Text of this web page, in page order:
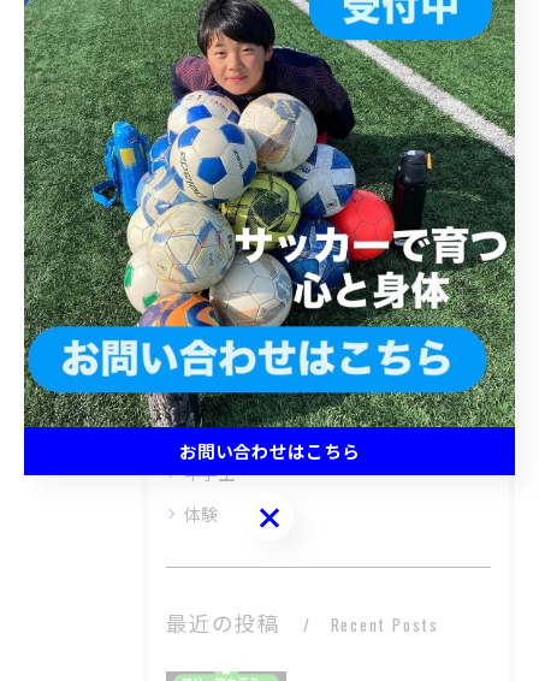
クールです。
< 前のページ 一覧に戻る 次のページ >
カテゴリー Categories
全てのカテゴリー
キッズ
ジュニア
小学生
中学生
体験
最近の投稿 Recent Posts
お問い合わせはこちら
お問い合わせはこちら